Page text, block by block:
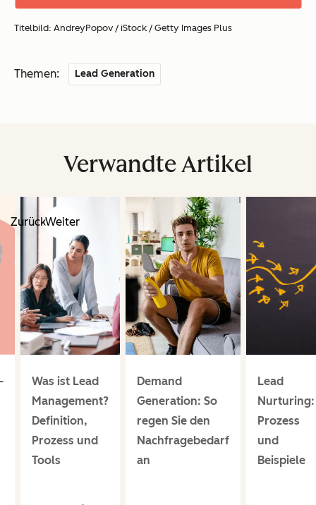
Titelbild: AndreyPopov / iStock / Getty Images Plus
Themen: Lead Generation
Verwandte Artikel
ZurückWeiter
Was ist Lead
Management?
Definition,
Prozess und
Tools
Demand
Generation: So
regen Sie den
Nachfragebedarf
an
Lead
Nurturing:
Prozess
und
Beispiele